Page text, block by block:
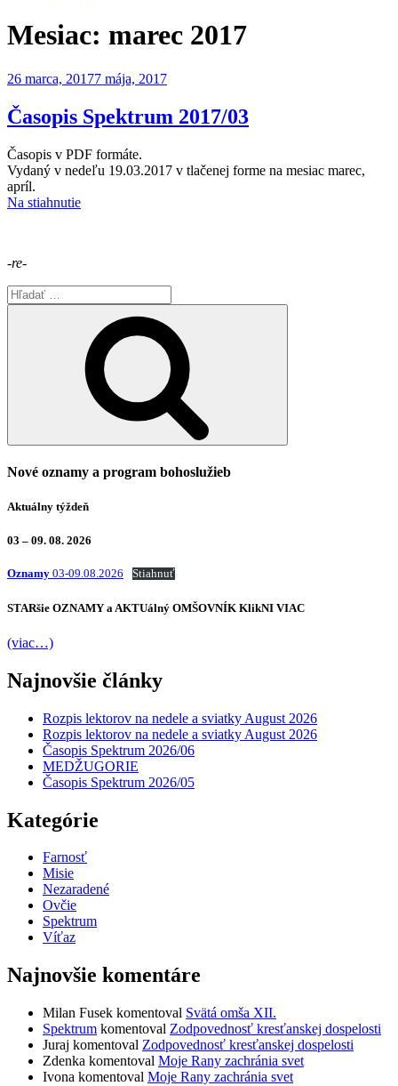
Mesiac: marec 2017
Publikované
26 marca, 20177 mája, 2017
Časopis Spektrum 2017/03
Časopis v PDF formáte.
Vydaný v nedeľu 19.03.2017 v tlačenej forme na mesiac marec,
apríl.
Na stiahnutie
-re-
Hľadať:
Nové oznamy a program bohoslužieb
Aktuálny týždeň
03 – 09. 08. 2026
Oznamy 03-09.08.2026 Stiahnuť
STARšie OZNAMY a AKTUálný OMŠOVNÍK KlikNI VIAC
(viac…)
Najnovšie články
Rozpis lektorov na nedele a sviatky August 2026
Rozpis lektorov na nedele a sviatky August 2026
Časopis Spektrum 2026/06
MEDŽUGORIE
Časopis Spektrum 2026/05
Kategórie
Farnosť
Misie
Nezaradené
Ovčie
Spektrum
Víťaz
Najnovšie komentáre
Milan Fusek komentoval Svätá omša XII.
Spektrum komentoval Zodpovednosť kresťanskej dospelosti
Juraj komentoval Zodpovednosť kresťanskej dospelosti
Zdenka komentoval Moje Rany zachránia svet
Ivona komentoval Moje Rany zachránia svet